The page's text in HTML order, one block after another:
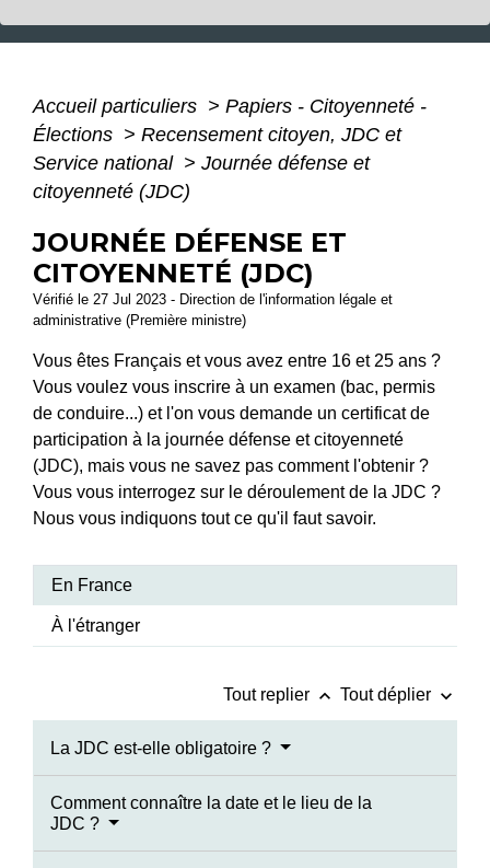
Accueil particuliers > Papiers - Citoyenneté -
Élections > Recensement citoyen, JDC et
Service national > Journée défense et
citoyenneté (JDC)
JOURNÉE DÉFENSE ET
CITOYENNETÉ (JDC)
Vérifié le 27 Jul 2023 - Direction de l'information légale et
administrative (Première ministre)
Vous êtes Français et vous avez entre 16 et 25 ans ?
Vous voulez vous inscrire à un examen (bac, permis
de conduire...) et l'on vous demande un certificat de
participation à la journée défense et citoyenneté
(JDC), mais vous ne savez pas comment l'obtenir ?
Vous vous interrogez sur le déroulement de la JDC ?
Nous vous indiquons tout ce qu'il faut savoir.
En France
À l'étranger
Tout replier keyboard_arrow_up Tout déplier keyboard_arrow_down
La JDC est-elle obligatoire ?
Comment connaître la date et le lieu de la
JDC ?